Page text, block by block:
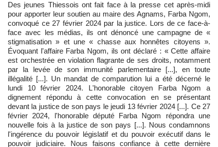
Des jeunes Thiessois ont fait face à la presse cet après-midi
pour apporter leur soutien au maire des Agnams, Farba Ngom,
convoqué ce 27 février 2024 par la justice. Lors de ce face-à-
face avec les médias, ils ont dénoncé une campagne de «
stigmatisation » et une « chasse aux honnêtes citoyens ».
Évoquant l'affaire Farba Ngom, ils ont déclaré : « Cette affaire
est orchestrée en violation flagrante de ses droits, notamment
par la levée de son immunité parlementaire [...], en toute
illégalité [...]. Un mandat de comparution lui a été décerné le
lundi 10 février 2024. L'honorable citoyen Farba Ngom a
dignement répondu à cette convocation en se présentant
devant la justice de son pays le jeudi 13 février 2024 [...]. Ce 27
février 2024, l'honorable député Farba Ngom répondra une
nouvelle fois à la justice de son pays [...]. Nous condamnons
l'ingérence du pouvoir législatif et du pouvoir exécutif dans le
pouvoir judiciaire. Nous faisons confiance à cette dernière